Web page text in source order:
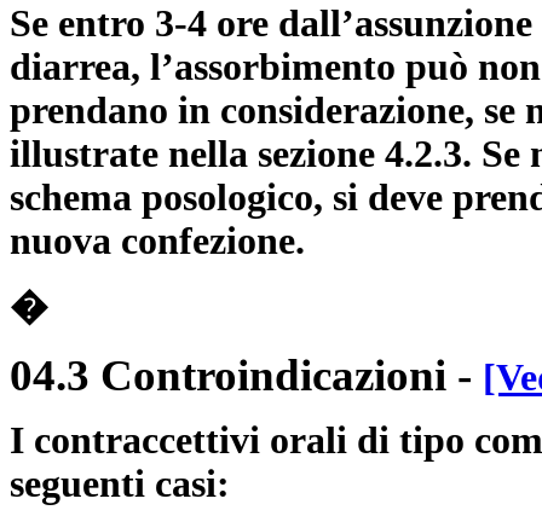
Se entro 3-4 ore
diarrea, l’assorbimento può
prendano in considerazione, se
illustrate nella sezione 4.2.3.
schema posologico, si deve
nuova confezione.
�
04.3 Controindicazioni -
I contraccettivi orali di tipo
seguenti casi: